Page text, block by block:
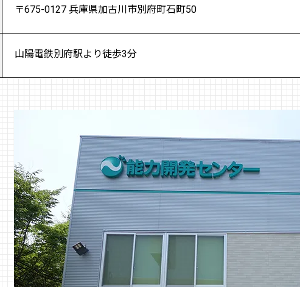
〒675-0127 兵庫県加古川市別府町石町50
山陽電鉄別府駅より徒歩3分